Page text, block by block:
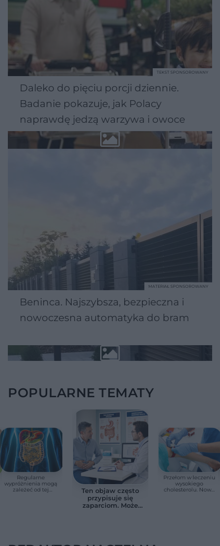
Daleko do pięciu porcji dziennie.
Badanie pokazuje, jak Polacy
naprawdę jedzą warzywa i owoce
TEKST SPONSOROWANY
Beninca. Najszybsza, bezpieczna i
nowoczesna automatyka do bram
MATERIAŁ SPONSOROWANY
POPULARNE TEMATY
Regularne
wypróżnienia mogą
zależeć od tej
Ten objaw często
przypisuje się
zaparciom. Może
Przełom w leczeniu
wysokiego
cholesterolu. Nowa